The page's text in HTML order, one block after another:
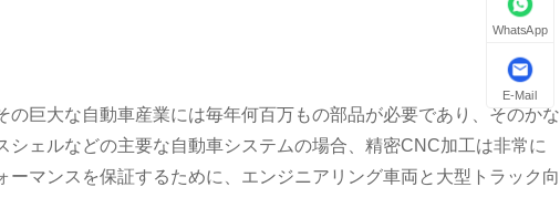
巨大な自動車産業には毎年何百万もの部品が必要であり、そのかな
ェルなどの主要な自動車システムの場合、精密CNC加工は非常に
マンスを保証するために、エンジニアリング車両と大型トラック向
WhatsApp
E-Mail